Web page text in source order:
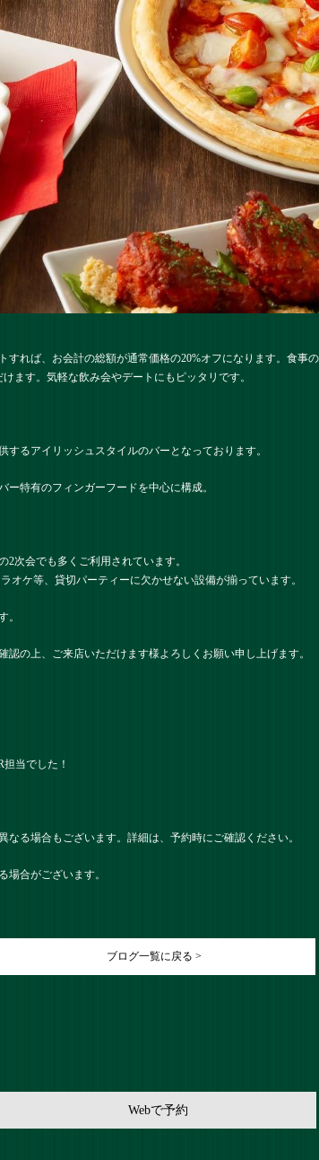
すれば、お会計の総額が通常価格の20%オフになります。食事
ます。気軽な飲み会やデートにもピッタリです。
るアイリッシュスタイルのバーとなっております。
特有のフィンガーフードを中心に構成。
次会でも多くご利用されています。
オケ等、貸切パーティーに欠かせない設備が揃っています。
。
の上、ご来店いただけます様よろしくお願い申し上げます。
当でした！
る場合もございます。詳細は、予約時にご確認ください。
合がございます。
ブログ一覧に戻る >
Webで予約